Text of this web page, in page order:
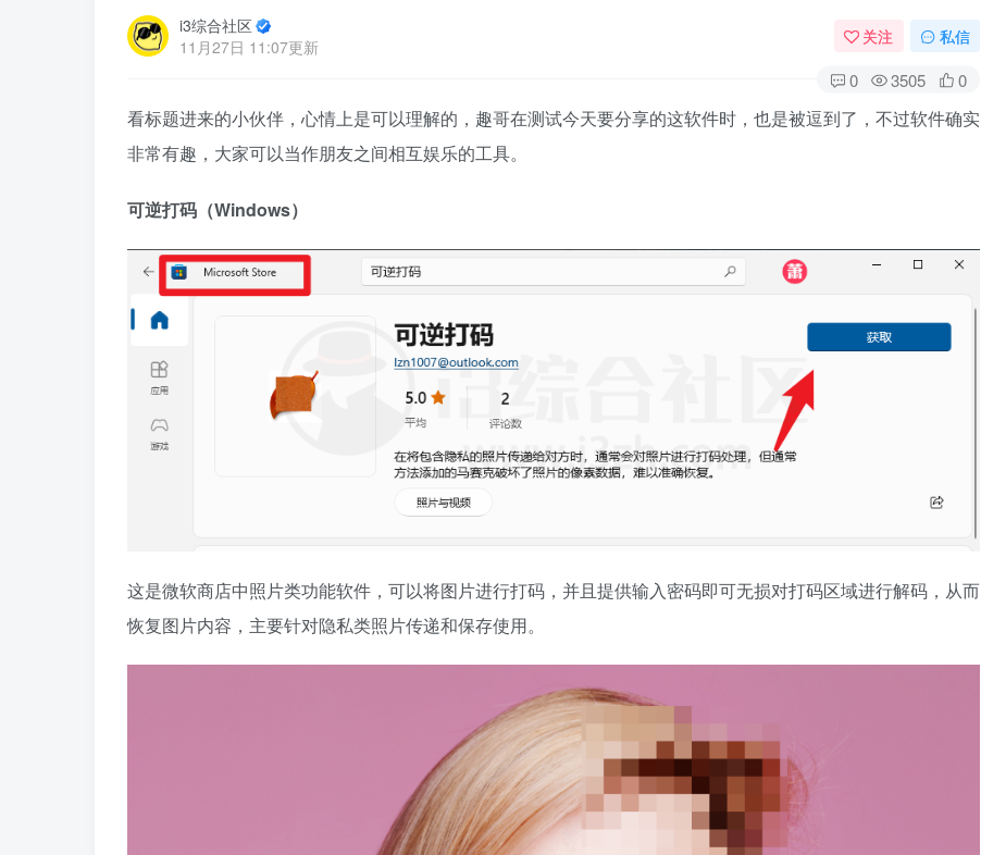
i3综合社区
11月27日 11:07更新
关注 私信
0 3505 0
看标题进来的小伙伴，心情上是可以理解的，趣哥在测试今天要分享的这软件时，也是被逗到了，不过软件确实
非常有趣，大家可以当作朋友之间相互娱乐的工具。
可逆打码（Windows）
这是微软商店中照片类功能软件，可以将图片进行打码，并且提供输入密码即可无损对打码区域进行解码，从而
恢复图片内容，主要针对隐私类照片传递和保存使用。